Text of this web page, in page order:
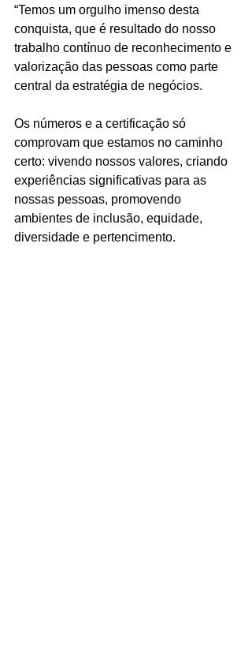
“Temos um orgulho imenso desta
conquista, que é resultado do nosso
trabalho contínuo de reconhecimento e
valorização das pessoas como parte
central da estratégia de negócios.
Os números e a certificação só
comprovam que estamos no caminho
certo: vivendo nossos valores, criando
experiências significativas para as
nossas pessoas, promovendo
ambientes de inclusão, equidade,
diversidade e pertencimento.